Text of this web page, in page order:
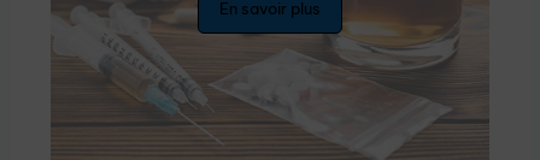
En savoir plus